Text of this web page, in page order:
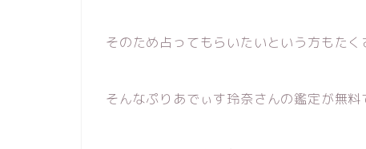
そのため占ってもらいたいという方もたく
そんなぷりあでぃす玲奈さんの鑑定が無料